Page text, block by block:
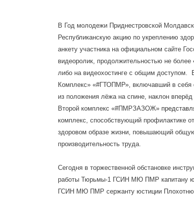
В Год молодежи Приднестровской
Республиканскую акцию по укреплению
анкету участника на официальном сайте
видеоролик, продолжительностью не
либо на видеохостинге с общим доступом.
Комплекс» «#ГТОПМР», включавший в себя
из положения лёжа на спине, наклон
Второй комплекс «#ПМРЗАЗОЖ»
комплекс, способствующий профилактике
здоровом образе жизни, повышающий
производительность труда.
Сегодня в торжественной обстановке
работы Тюрьмы-1 ГСИН МЮ ПМР капитану
ГСИН МЮ ПМР сержанту юстиции Плохотнюк